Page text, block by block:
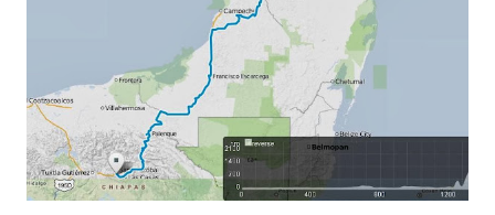
wuj czy brat lubił za życia dobry kawał mięcha, to się mu
taki kawał przynosi. Jeśli lubił jakąś konkretną piosenkę, to
się mu ją zagra. Dookoła kręcą się sprzedawcy chrupków,
wody, orzeszków i wszystkiego tego, co się zawsze na
ulicach miasta sprzedaje. Dookoła cmentarza stoją
zaimprowizowane restauracyjki, leją się trunki, smaży
jedzon...